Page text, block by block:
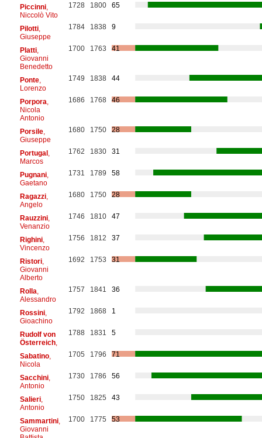
Piccinni,
Niccolò Vito
1728 1800 65
Pilotti,
Giuseppe
1784 1838 9
Platti,
Giovanni
Benedetto
1700 1763 41
Ponte,
Lorenzo
1749 1838 44
Porpora
Nicola
Antonio
1686 1768 46
Porsile,
Giuseppe
1680 1750 28
Portugal,
Marcos
1762 1830 31
Pugnani,
Gaetano
1731 1789 58
Ragazzi,
Angelo
1680 1750 28
Rauzzini,
Venanzio
1746 1810 47
Righini,
Vincenzo
1756 1812 37
Ristori,
Giovanni
Alberto
1692 1753 31
Rolla
Alessandro
1757 1841 36
Rossini,
Gioachino
1792 1868 1
Rudolf von
Österreich,
1788 1831 5
Sabatino,
Nicola
1705 1796 71
Sacchini,
Antonio
1730 1786 56
Salieri,
Antonio
1750 1825 43
Sammartini,
Giovanni
1700 1775 53